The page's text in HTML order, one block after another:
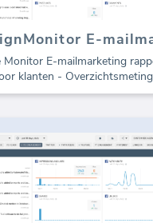
Monitor E-mailmarketing
klanten -